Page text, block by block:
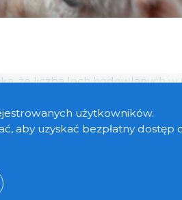
że liczba loch hodowlanych w
do roku. To pierwszy raz od 17
40 milionów.
określono na poziomie 39 mln
mieści się w zielonej
użytkowników.
aby uzyskać bezpłatny dostęp